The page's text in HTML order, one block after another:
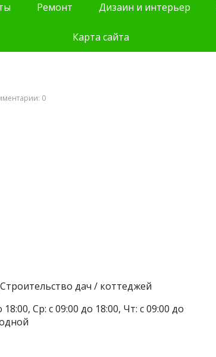
Ремонт Дизаин и интерьер
Карта сайта
0
дач / коттеджей
Ср: с 09:00 до 18:00, Чт: с 09:00 до